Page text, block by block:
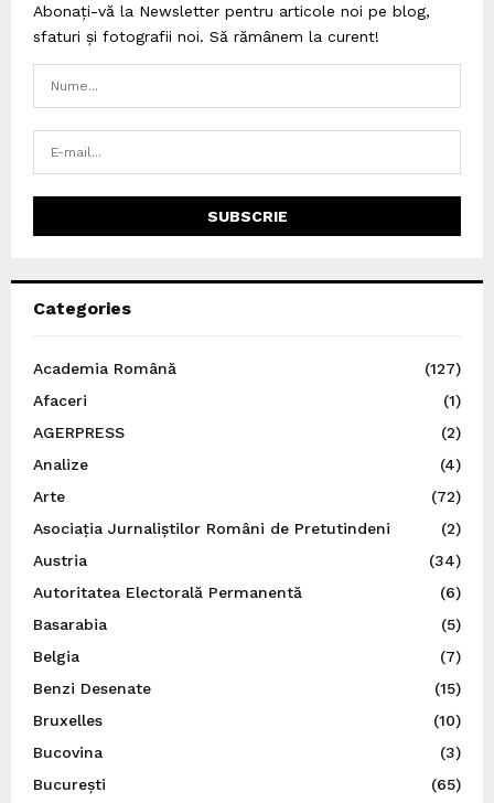
Abonați-vă la Newsletter pentru articole noi pe blog,
sfaturi și fotografii noi. Să rămânem la curent!
Categories
Academia Română
(127)
Afaceri
(1)
AGERPRESS
(2)
Analize
(4)
Arte
(72)
Asociația Jurnaliștilor Români de Pretutindeni
(2)
Austria
(34)
Autoritatea Electorală Permanentă
(6)
Basarabia
(5)
Belgia
(7)
Benzi Desenate
(15)
Bruxelles
(10)
Bucovina
(3)
București
(65)